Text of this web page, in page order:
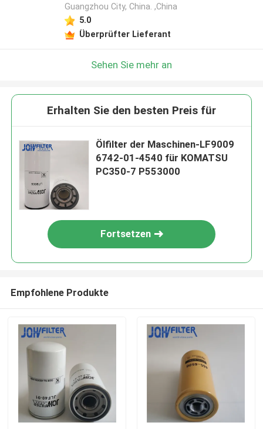
Guangzhou City, China. ,China
5.0
Überprüfter Lieferant
Sehen Sie mehr an
Erhalten Sie den besten Preis für
Ölfilter der Maschinen-LF9009
6742-01-4540 für KOMATSU
PC350-7 P553000
Fortsetzen
Empfohlene Produkte